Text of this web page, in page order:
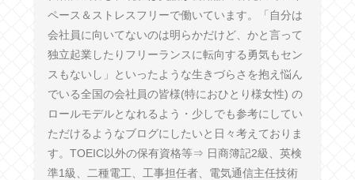
ペース＆ストレスフリーで働いています。「自分は
会社員に向いてないのは明らかだけど、かと言って
独立起業したりフリーランスに転向する勇気もセン
スもないし」といったような生きづらさを抱え悩ん
でいる全国の会社員の皆様(特におひとり様女性) の
ロールモデルとなれるよう・少しでも参考にしてい
ただけるようなブログにしたいと日々考えておりま
す。TOEIC以外の保有資格等⇒ 日商簿記2級、英検
準1級、二種電工、工事担任者、電気通信主任技術